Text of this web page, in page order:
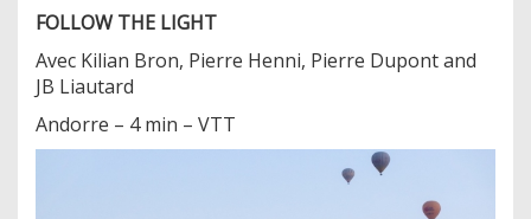
FOLLOW THE LIGHT
Avec Kilian Bron, Pierre Henni, Pierre Dupont and
JB Liautard
Andorre – 4 min – VTT